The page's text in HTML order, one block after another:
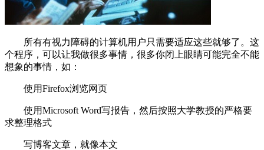
所有有视力障碍的计算机用户只需要适应这些就够了。这
个程序，可以让我做很多事情，很多你闭上眼睛可能完全不能
想象的事情，如：
使用Firefox浏览网页
使用Microsoft Word写报告，然后按照大学教授的严格要
求整理格式
写博客文章，就像本文